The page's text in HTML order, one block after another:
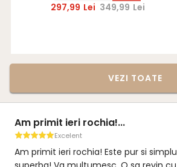
297,99 Lei 349,99 Lei
VEZI TOATE
Am primit ieri rochia!...
Excelent
Am primit ieri rochia! Este pur si simplu